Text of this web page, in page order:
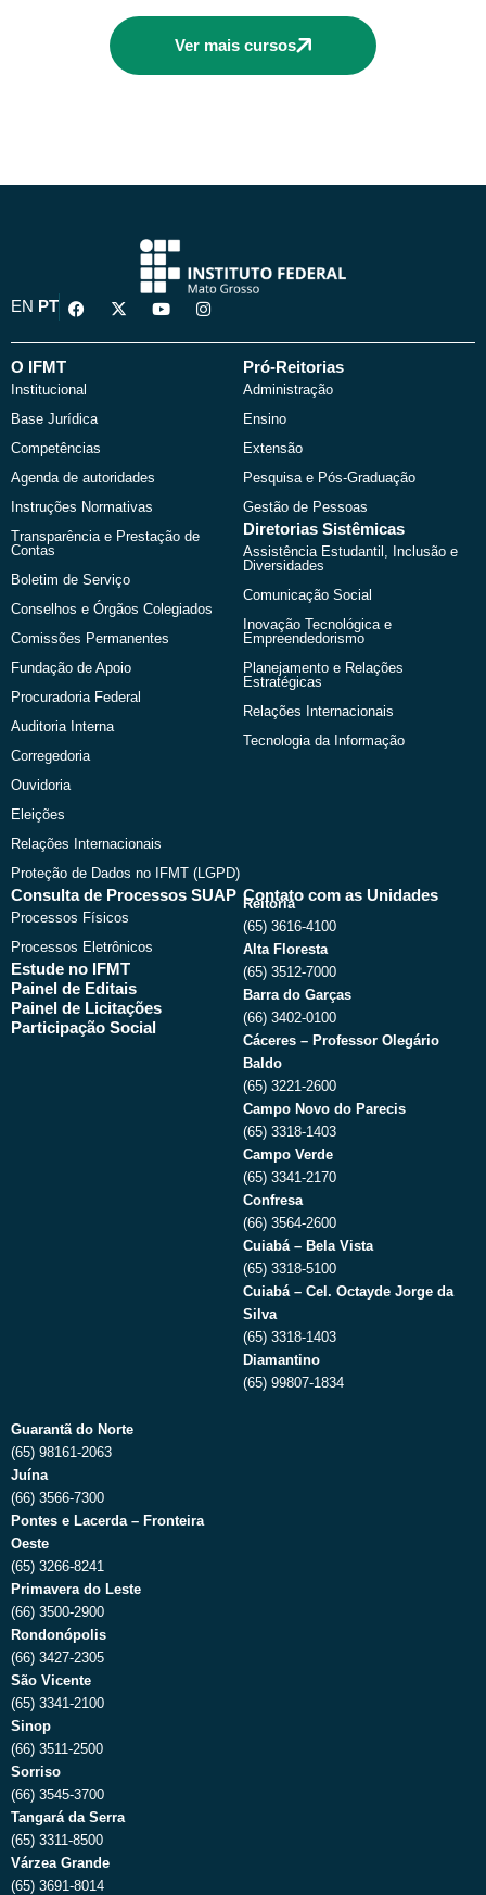
Ver mais cursos
EN PT
F
a
e
o
k
X
-
w
Y
o
t
I
n
t
O IFMT
Institucional
Base Jurídica
Competências
Agenda de autoridades
Instruções Normativas
Transparência e Prestação de
Contas
Boletim de Serviço
Conselhos e Órgãos Colegiados
Comissões Permanentes
Fundação de Apoio
Procuradoria Federal
Auditoria Interna
Corregedoria
Ouvidoria
Eleições
Relações Internacionais
Proteção de Dados no IFMT (LGPD)
Pró-Reitorias
Administração
Ensino
Extensão
Pesquisa e Pós-Graduação
Gestão de Pessoas
Diretorias Sistêmicas
Assistência Estudantil, Inclusão e
Diversidades
Comunicação Social
Inovação Tecnológica e
Empreendedorismo
Planejamento e Relações
Estratégicas
Relações Internacionais
Tecnologia da Informação
Consulta de Processos SUAP
Processos Físicos
Processos Eletrônicos
Estude no IFMT
Painel de Editais
Painel de Licitações
Participação Social
Contato com as Unidades
Reitoria
(65) 3616-4100
Alta Floresta
(65) 3512-7000
Barra do Garças
(66) 3402-0100
Cáceres – Professor Olegário
Baldo
(65) 3221-2600
Campo Novo do Parecis
(65) 3318-1403
Campo Verde
(65) 3341-2170
Confresa
(66) 3564-2600
Cuiabá – Bela Vista
(65) 3318-5100
Cuiabá – Cel. Octayde Jorge da
Silva
(65) 3318-1403
Diamantino
(65) 99807-1834
Guarantã do Norte
(65) 98161-2063
Juína
(66) 3566-7300
Pontes e Lacerda – Fronteira
Oeste
(65) 3266-8241
Primavera do Leste
(66) 3500-2900
Rondonópolis
(66) 3427-2305
São Vicente
(65) 3341-2100
Sinop
(66) 3511-2500
Sorriso
(66) 3545-3700
Tangará da Serra
(65) 3311-8500
Várzea Grande
(65) 3691-8014